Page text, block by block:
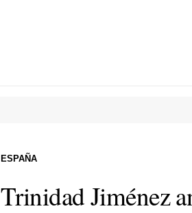
Trinidad Jiménez
ESPAÑA